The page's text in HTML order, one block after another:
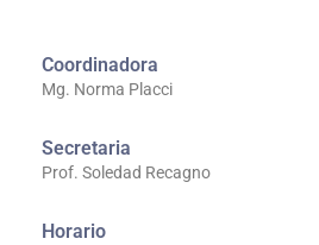
Coordinadora
Mg. Norma Placci
Secretaria
Prof. Soledad Recagno
Horario